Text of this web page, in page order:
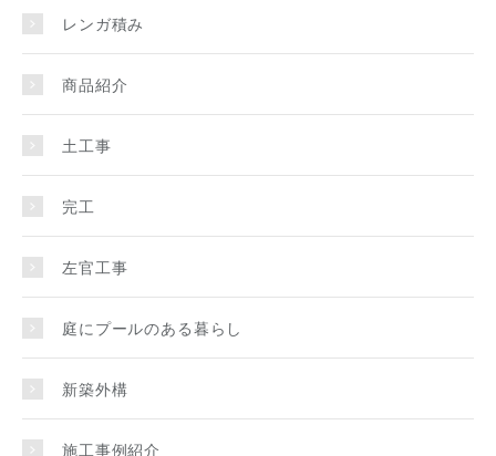
レンガ積み
商品紹介
土工事
完工
左官工事
庭にプールのある暮らし
新築外構
施工事例紹介